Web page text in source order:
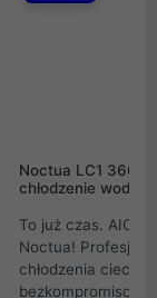
Noctua LC1
chłodzenie wodne
To już czas. AIO
Noctua!
chłodzenia cieczą